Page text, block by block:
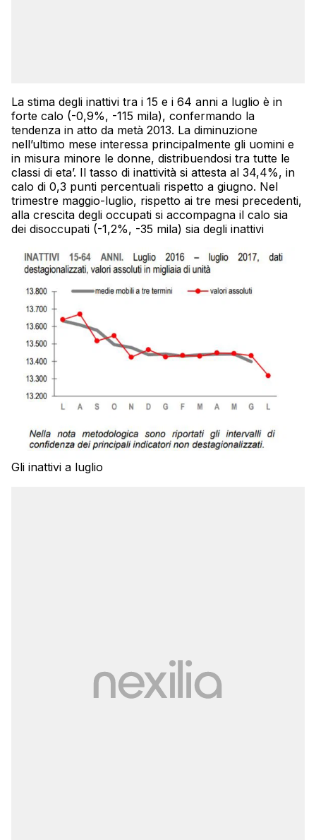
La stima degli inattivi tra i 15 e i 64 anni a luglio è in
forte calo (-0,9%, -115 mila), confermando la
tendenza in atto da metà 2013. La diminuzione
nell’ultimo mese interessa principalmente gli uomini e
in misura minore le donne, distribuendosi tra tutte le
classi di eta’. Il tasso di inattività si attesta al 34,4%, in
calo di 0,3 punti percentuali rispetto a giugno. Nel
trimestre maggio-luglio, rispetto ai tre mesi precedenti,
alla crescita degli occupati si accompagna il calo sia
dei disoccupati (-1,2%, -35 mila) sia degli inattivi
Gli inattivi a luglio